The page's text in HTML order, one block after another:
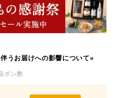
うお届けへの影響について»
ポン酢